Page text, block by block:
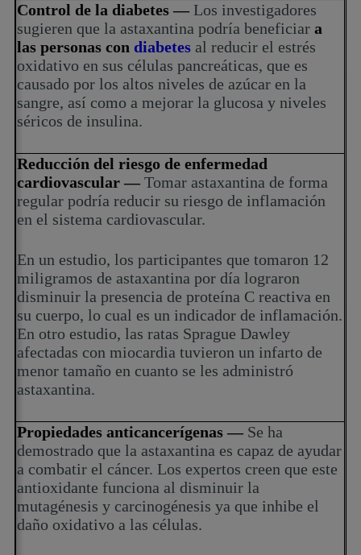
Control de la diabetes — Los investigadores
sugieren que la astaxantina podría beneficiara
las personas con diabetes al reducir el estrés
oxidativo en sus células pancreáticas, que es
causado por los altos niveles de azúcar en la
sangre, así como a mejorar la glucosa y niveles
séricos de insulina.
Reducción del riesgo de enfermedad
cardiovascular — Tomar astaxantina de forma
regular podría reducir su riesgo de inflamación
en el sistema cardiovascular.
En un estudio, los participantes que tomaron 12
miligramos de astaxantina por día lograron
disminuir la presencia de proteína C reactiva en
su cuerpo, lo cual es un indicador de inflamación.
En otro estudio, las ratas Sprague Dawley
afectadas con miocardia tuvieron un infarto de
menor tamaño en cuanto se les administró
astaxantina.
Propiedades anticancerígenas — Se ha
demostrado que la astaxantina es capaz de ayudar
a combatir el cáncer. Los expertos creen que este
antioxidante funciona al disminuir la
mutagénesis y carcinogénesis ya que inhibe el
daño oxidativo a las células.